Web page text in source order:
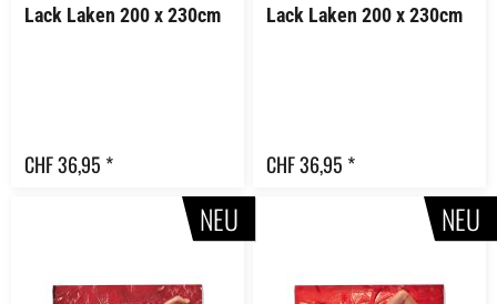
Lack Laken 200 x 230cm
CHF 36,95 *
Lack Laken 200 x 230cm
CHF 36,95 *
NEU NEU